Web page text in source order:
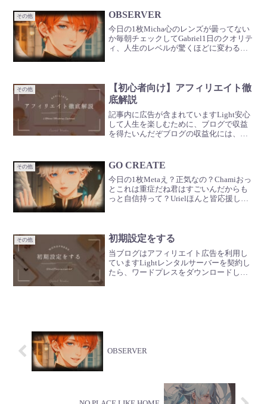
その他 OBSERVER
今日の1枚Micha心のレンズが曇ってない
か毎朝チェックしてGabriel1日のクオリテ
ィ、人生のレベルが驚くほどに変わるは
その他
【初心者向け】アフィリエイト徹
底解説
記事内に広告が含まれていますLight安心
して人生を楽しむために、ブログで収益
を得たいんだぞブログの収益化には、主
ス・物販今回は、「アフィリエイト
（ASP）の案...
その他 GO CREATE
今日の1枚Metaえ？正気なの？Chamiおっ
とこれは重症だね君はすごいんだからも
っと自信持って？Urielほんと皆応援して
その他 初期設定をする
当ブログはアフィリエイト広告を利用し
ていますLightレンタルサーバーを契約し
たら、ワードプレスをダウンロードして
OBSERVER